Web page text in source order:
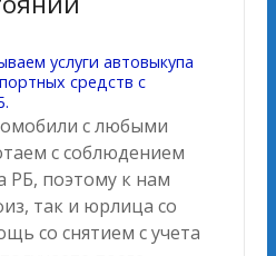
услуги автовыкупа
средств с
с любыми
с соблюдением
РБ, поэтому к нам
так и юрлица со
со снятием с учета